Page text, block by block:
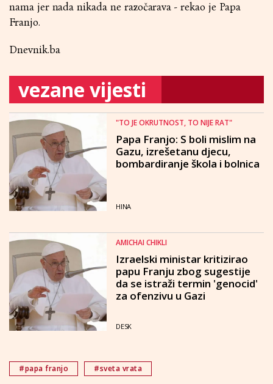
nama jer nada nikada ne razočarava - rekao je Papa
Franjo.
Dnevnik.ba
vezane vijesti
"TO JE OKRUTNOST, TO NIJE RAT"
Papa Franjo: S boli mislim na
Gazu, izrešetanu djecu,
bombardiranje škola i bolnica
HINA
AMICHAI CHIKLI
Izraelski ministar kritizirao
papu Franju zbog sugestije
da se istraži termin 'genocid'
za ofenzivu u Gazi
DESK
#papa franjo #sveta vrata